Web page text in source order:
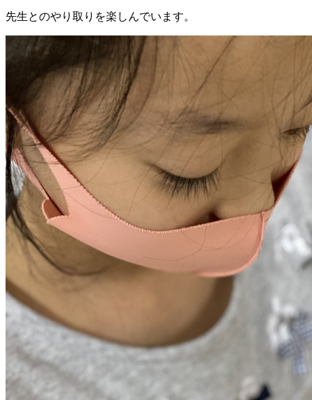
先生とのやり取りを楽しんでいます。